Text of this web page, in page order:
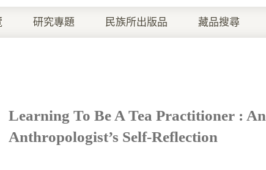
研究專題 民族所出版品 藏品搜尋
Learning To Be A Tea Practitioner : An
Anthropologist’s Self-Reflection